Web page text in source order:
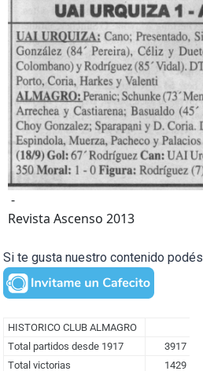
-
Revista Ascenso 2013
Si te gusta nuestro contenido